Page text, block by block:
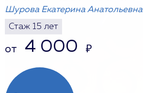
Шурова Екатерина Анатольевна
Стаж 15 лет
от 4 000 ₽